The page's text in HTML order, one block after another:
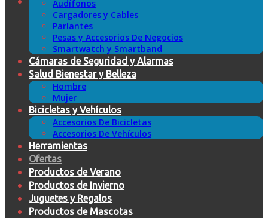
Audífonos
Cargadores y Cables
Parlantes
Pesas y Accesorios De Negocios
Smartwatch y Smartband
Cámaras de Seguridad y Alarmas
Salud Bienestar y Belleza
Hombre
Mujer
Bicicletas y Vehículos
Accesorios De Bicicletas
Accesorios De Vehículos
Herramientas
Ofertas
Productos de Verano
Productos de Invierno
Juguetes y Regalos
Productos de Mascotas